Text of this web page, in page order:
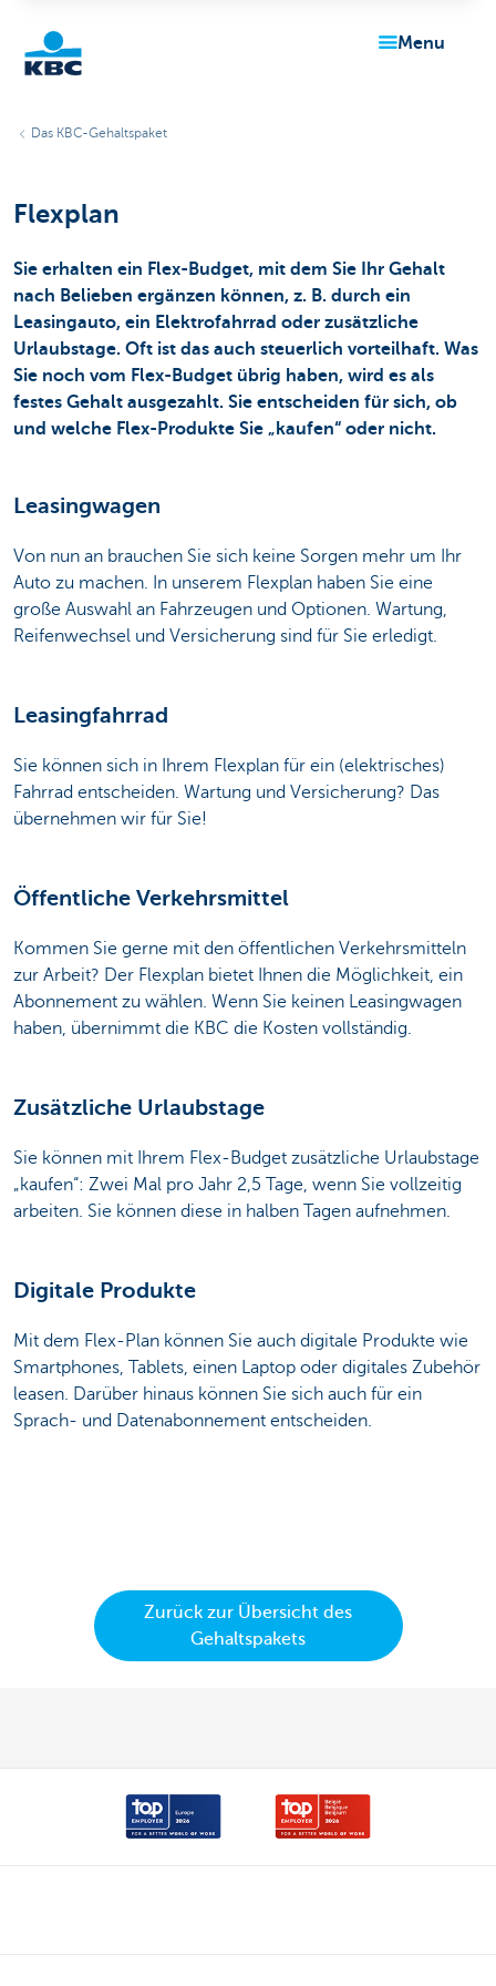
Particulieren
menu
Das KBC-Gehaltspaket
Flexplan
Sie erhalten ein Flex-Budget, mit dem Sie Ihr Gehalt
nach Belieben ergänzen können, z. B. durch ein
Leasingauto, ein Elektrofahrrad oder zusätzliche
Urlaubstage. Oft ist das auch steuerlich vorteilhaft. Was
Sie noch vom Flex-Budget übrig haben, wird es als
festes Gehalt ausgezahlt. Sie entscheiden für sich, ob
und welche Flex-Produkte Sie „kaufen“ oder nicht.
Leasingwagen
Von nun an brauchen Sie sich keine Sorgen mehr um Ihr
Auto zu machen. In unserem Flexplan haben Sie eine
große Auswahl an Fahrzeugen und Optionen. Wartung,
Reifenwechsel und Versicherung sind für Sie erledigt.
Leasingfahrrad
Sie können sich in Ihrem Flexplan für ein (elektrisches)
Fahrrad entscheiden. Wartung und Versicherung? Das
übernehmen wir für Sie!
Öffentliche Verkehrsmittel
Kommen Sie gerne mit den öffentlichen Verkehrsmitteln
zur Arbeit? Der Flexplan bietet Ihnen die Möglichkeit, ein
Abonnement zu wählen. Wenn Sie keinen Leasingwagen
haben, übernimmt die KBC die Kosten vollständig.
Zusätzliche Urlaubstage
Sie können mit Ihrem Flex-Budget zusätzliche Urlaubstage
„kaufen“: Zwei Mal pro Jahr 2,5 Tage, wenn Sie vollzeitig
arbeiten. Sie können diese in halben Tagen aufnehmen.
Digitale Produkte
Mit dem Flex-Plan können Sie auch digitale Produkte wie
Smartphones, Tablets, einen Laptop oder digitales Zubehör
leasen. Darüber hinaus können Sie sich auch für ein
Sprach- und Datenabonnement entscheiden.
Zurück zur Übersicht des
Gehaltspakets